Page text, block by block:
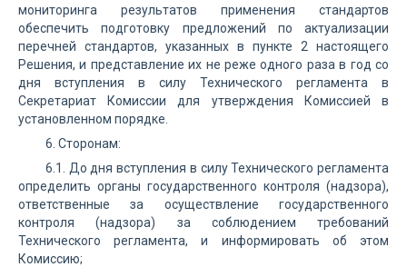
мониторинга результатов применения стандартов
обеспечить подготовку предложений по актуализации
перечней стандартов, указанных в пункте 2 настоящего
Решения, и представление их не реже одного раза в год со
дня вступления в силу Технического регламента в
Секретариат Комиссии для утверждения Комиссией в
установленном порядке.
6. Сторонам:
6.1. До дня вступления в силу Технического регламента
определить органы государственного контроля (надзора),
ответственные за осуществление государственного
контроля (надзора) за соблюдением требований
Технического регламента, и информировать об этом
Комиссию;